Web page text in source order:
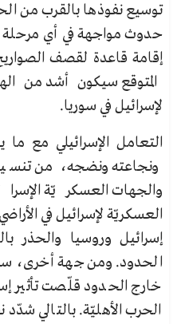
توسيع نفوذها بالقرب من
حدوث مواجهة في أي مرحلة
إقامة قاعدة لقصف
المتوقع سيكون أشد من
لإسرائيل في سوريا.
التعامل الإسرائيلي مع
ونجاعته ونضجه، من
والجهات العسكريّة
العسكريّة لإسرائيل في
إسرائيل وروسيا والحذر
الحدود. ومن جهة أخرى،
خارج الحدود قلّصت تأثير
الحرب الأهليّة. بالتالي